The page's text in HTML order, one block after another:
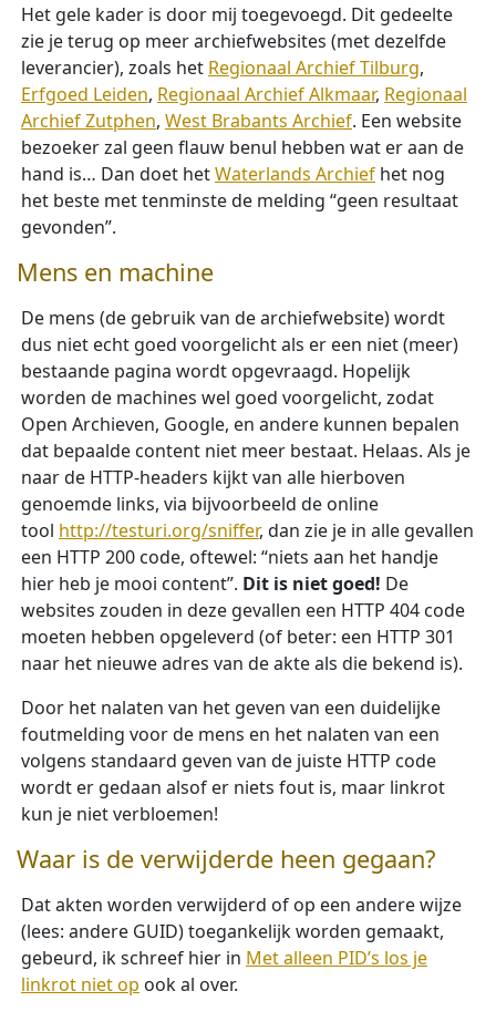
Het gele kader is door mij toegevoegd. Dit gedeelte
zie je terug op meer archiefwebsites (met dezelfde
leverancier), zoals het Regionaal Archief Tilburg,
Erfgoed Leiden, Regionaal Archief Alkmaar, Regionaal
Archief Zutphen, West Brabants Archief. Een website
bezoeker zal geen flauw benul hebben wat er aan de
hand is… Dan doet hetWaterlands Archief het nog
het beste met tenminste de melding “geen resultaat
gevonden”.
Mens en machine
De mens (de gebruik van de archiefwebsite) wordt
dus niet echt goed voorgelicht als er een niet (meer)
bestaande pagina wordt opgevraagd. Hopelijk
worden de machines wel goed voorgelicht, zodat
Open Archieven, Google, en andere kunnen bepalen
dat bepaalde content niet meer bestaat. Helaas. Als je
naar de HTTP-headers kijkt van alle hierboven
genoemde links, via bijvoorbeeld de online
tool http://testuri.org/sniffer, dan zie je in alle gevallen
een HTTP 200 code, oftewel: “niets aan het handje
hier heb je mooi content”. Dit is niet goed! De
websites zouden in deze gevallen een HTTP 404 code
moeten hebben opgeleverd (of beter: een HTTP 301
naar het nieuwe adres van de akte als die bekend is).
Door het nalaten van het geven van een duidelijke
foutmelding voor de mens en het nalaten van een
volgens standaard geven van de juiste HTTP code
wordt er gedaan alsof er niets fout is, maar linkrot
kun je niet verbloemen!
Waar is de verwijderde heen gegaan?
Dat akten worden verwijderd of op een andere wijze
(lees: andere GUID) toegankelijk worden gemaakt,
gebeurd, ik schreef hier in Met alleen PID’s los je
linkrot niet op ook al over.